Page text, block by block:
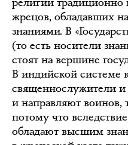
жрецов, обладавших
знаниями. В
(то есть носители
стоят на вершине
В индийской системе
священнослужители
и направляют воинов,
потому что
обладают высшим